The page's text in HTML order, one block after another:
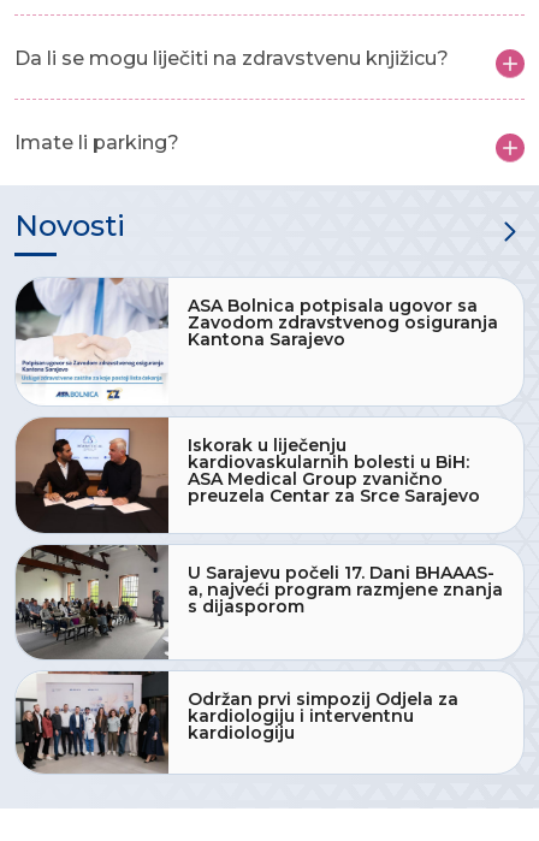
Da li se mogu liječiti na zdravstvenu knjižicu?
Imate li parking?
Novosti
ASA Bolnica potpisala ugovor sa
Zavodom zdravstvenog osiguranja
Kantona Sarajevo
Iskorak u liječenju
kardiovaskularnih bolesti u BiH:
ASA Medical Group zvanično
preuzela Centar za Srce Sarajevo
U Sarajevu počeli 17. Dani BHAAAS-
a, najveći program razmjene znanja
s dijasporom
Održan prvi simpozij Odjela za
kardiologiju i interventnu
kardiologiju